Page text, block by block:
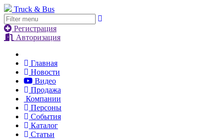
Truck & Bus
Регистрация
Авторизация
Главная
Новости
Видео
Продажа
Компании
Персоны
События
Каталог
Статьи